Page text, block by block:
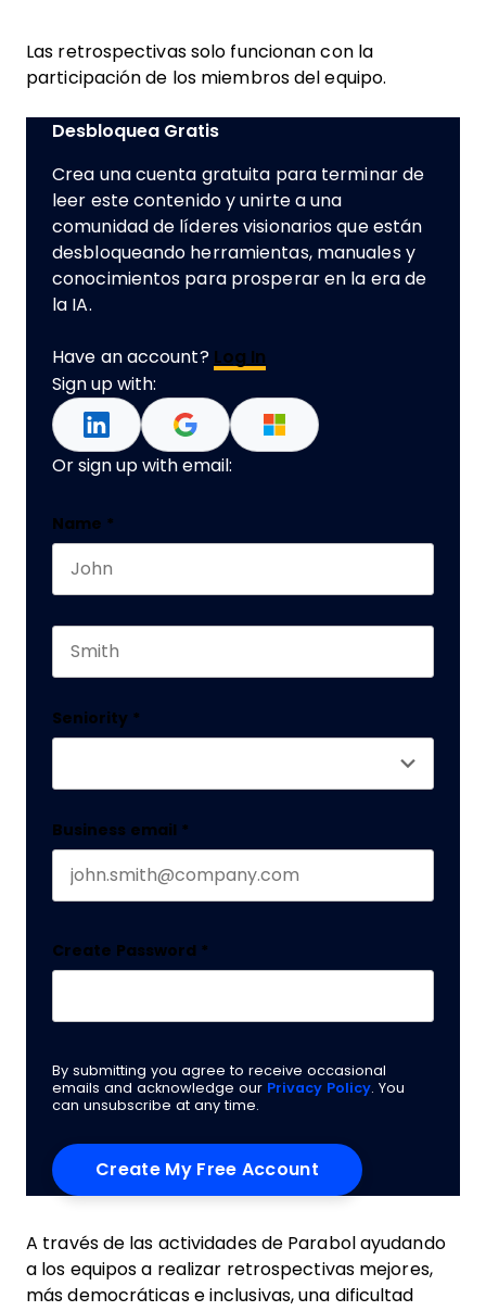
Las retrospectivas solo funcionan con la
participación de los miembros del equipo.
Desbloquea Gratis
Crea una cuenta gratuita para terminar de
leer este contenido y unirte a una
comunidad de líderes visionarios que están
desbloqueando herramientas, manuales y
conocimientos para prosperar en la era de
la IA.
Have an account? Log In
Sign up with:
Or sign up with email:
LinkedIn
Name *
Seniority *
Business email *
Create Password *
By submitting you agree to receive occasional
emails and acknowledge our Privacy Policy. You
can unsubscribe at any time.
A través de las actividades de Parabol ayudando
a los equipos a realizar retrospectivas mejores,
más democráticas e inclusivas, una dificultad